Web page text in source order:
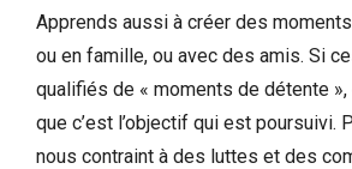
Apprends aussi à créer des
ou en famille, ou avec des amis. Si
qualifiés de « moments de détente »,
que c’est l’objectif qui est poursuivi.
nous contraint à des luttes et des